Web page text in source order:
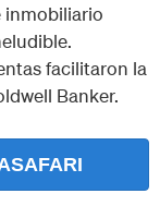
inmobiliario
facilitaron la
Banker.